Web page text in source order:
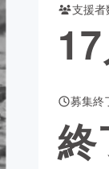
ーティー・ヘルスケ
Creation
ニティ
支援者
17
募集終
終